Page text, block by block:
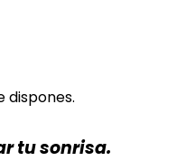
dispones.
tu sonrisa.